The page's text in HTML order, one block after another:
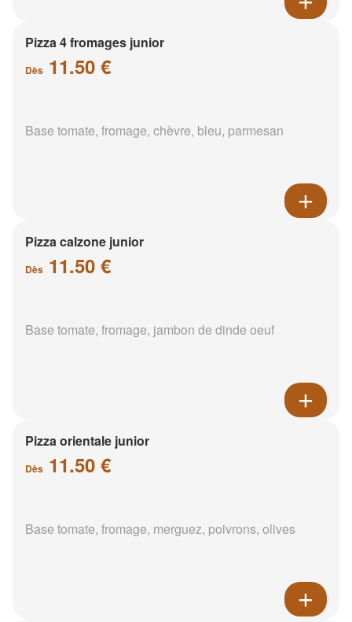
Pizza 4 fromages junior
Dès 11.50 €
Base tomate, fromage, chèvre, bleu, parmesan
Pizza calzone junior
Dès 11.50 €
Base tomate, fromage, jambon de dinde oeuf
Pizza orientale junior
Dès 11.50 €
Base tomate, fromage, merguez, poivrons, olives